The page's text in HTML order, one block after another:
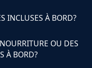
INCLUSES À BORD?
OU DES
À BORD?